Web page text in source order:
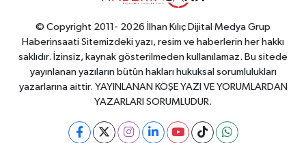
© Copyright 2011- 2026 İlhan Kılıç Dijital Medya Grup
Haberinsaati Sitemizdeki yazı, resim ve haberlerin her hakkı
saklıdır. İzinsiz, kaynak gösterilmeden kullanılamaz. Bu sitede
yayınlanan yazıların bütün hakları hukuksal sorumlulukları
yazarlarına aittir. YAYINLANAN KÖŞE YAZI VE YORUMLARDAN
YAZARLARI SORUMLUDUR.